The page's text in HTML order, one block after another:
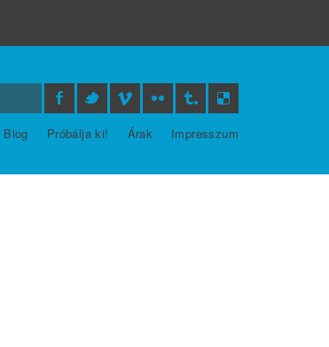
Blog Próbálja ki! Árak Impresszum